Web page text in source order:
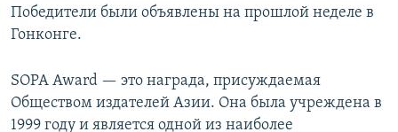
Победители были объявлены на прошлой неделе в
Гонконге.
SOPA Award — это награда, присуждаемая
Обществом издателей Азии. Она была учреждена в
1999 году и является одной из наиболее